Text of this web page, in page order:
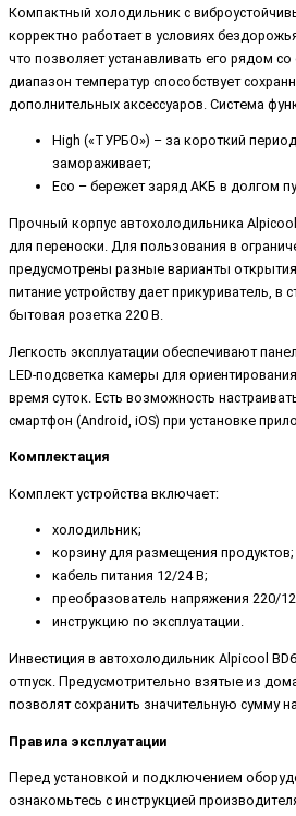
Компактный холодильник с
корректно работает в условиях
что позволяет устанавливать его рядом
диапазон температур способствует
дополнительных аксессуаров. Система
High («ТУРБО») – за короткий
замораживает;
Eco – бережет заряд АКБ в долгом
Прочный корпус автохолодильника
для переноски. Для пользования в
предусмотрены разные варианты
питание устройству дает прикуриватель, в
бытовая розетка 220 В.
Легкость эксплуатации обеспечивают
LED-подсветка камеры для
время суток. Есть возможность
смартфон (Android, iOS) при установке
Комплектация
Комплект устройства включает:
холодильник;
корзину для размещения продуктов;
кабель питания 12/24 В;
преобразователь напряжения 220/
инструкцию по эксплуатации.
Инвестиция в автохолодильник Alpicool
отпуск. Предусмотрительно взятые из
позволят сохранить значительную сумму
Правила эксплуатации
Перед установкой и подключением
ознакомьтесь с инструкцией